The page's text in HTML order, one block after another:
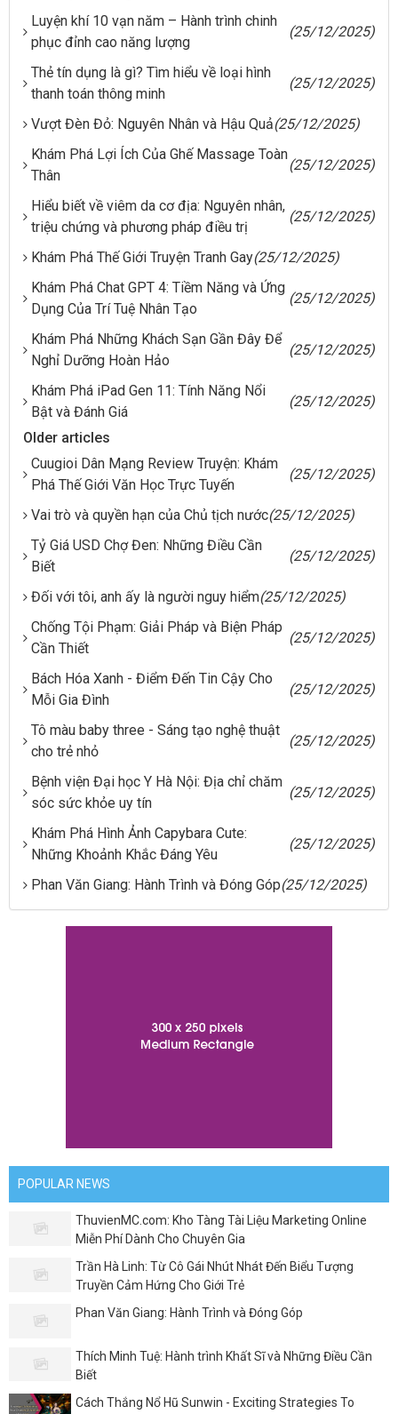
Luyện khí 10 vạn năm – Hành trình chinh
phục đỉnh cao năng lượng
(25/12/2025)
Thẻ tín dụng là gì? Tìm hiểu về loại hình
thanh toán thông minh
(25/12/2025)
Vượt Đèn Đỏ: Nguyên Nhân và Hậu Quả(25/12/2025)
Khám Phá Lợi Ích Của Ghế Massage Toàn
Thân
(25/12/2025)
Hiểu biết về viêm da cơ địa: Nguyên nhân,
triệu chứng và phương pháp điều trị
(25/12/2025)
Khám Phá Thế Giới Truyện Tranh Gay(25/12/2025)
Khám Phá Chat GPT 4: Tiềm Năng và Ứng
Dụng Của Trí Tuệ Nhân Tạo
(25/12/2025)
Khám Phá Những Khách Sạn Gần Đây Để
Nghỉ Dưỡng Hoàn Hảo
(25/12/2025)
Khám Phá iPad Gen 11: Tính Năng Nổi
Bật và Đánh Giá
(25/12/2025)
Older articles
Cuugioi Dân Mạng Review Truyện: Khám
Phá Thế Giới Văn Học Trực Tuyến
(25/12/2025)
Vai trò và quyền hạn của Chủ tịch nước(25/12/2025)
Tỷ Giá USD Chợ Đen: Những Điều Cần
Biết
(25/12/2025)
Đối với tôi, anh ấy là người nguy hiểm(25/12/2025)
Chống Tội Phạm: Giải Pháp và Biện Pháp
Cần Thiết
(25/12/2025)
Bách Hóa Xanh - Điểm Đến Tin Cậy Cho
Mỗi Gia Đình
(25/12/2025)
Tô màu baby three - Sáng tạo nghệ thuật
cho trẻ nhỏ
(25/12/2025)
Bệnh viện Đại học Y Hà Nội: Địa chỉ chăm
sóc sức khỏe uy tín
(25/12/2025)
Khám Phá Hình Ảnh Capybara Cute:
Những Khoảnh Khắc Đáng Yêu
(25/12/2025)
Phan Văn Giang: Hành Trình và Đóng Góp(25/12/2025)
POPULAR NEWS
ThuvienMC.com: Kho Tàng Tài Liệu Marketing Online
Miễn Phí Dành Cho Chuyên Gia
Trần Hà Linh: Từ Cô Gái Nhút Nhát Đến Biểu Tượng
Truyền Cảm Hứng Cho Giới Trẻ
Phan Văn Giang: Hành Trình và Đóng Góp
Thích Minh Tuệ: Hành trình Khất Sĩ và Những Điều Cần
Biết
Cách Thắng Nổ Hũ Sunwin - Exciting Strategies To